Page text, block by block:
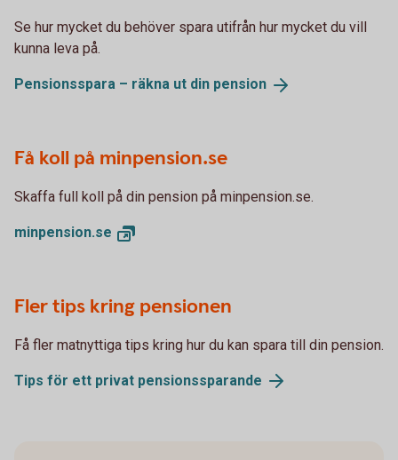
Se hur mycket du behöver spara utifrån hur mycket du vill
kunna leva på.
Pensionsspara – räkna ut din pension
Få koll på minpension.se
Skaffa full koll på din pension på minpension.se.
minpension.se
Fler tips kring pensionen
Få fler matnyttiga tips kring hur du kan spara till din pension.
Tips för ett privat pensionssparande